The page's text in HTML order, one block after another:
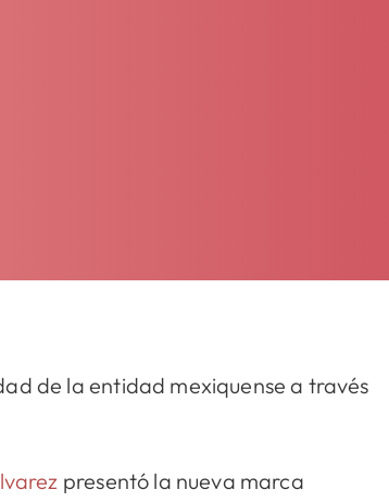
de la entidad mexiquense a través
presentó la nueva marca